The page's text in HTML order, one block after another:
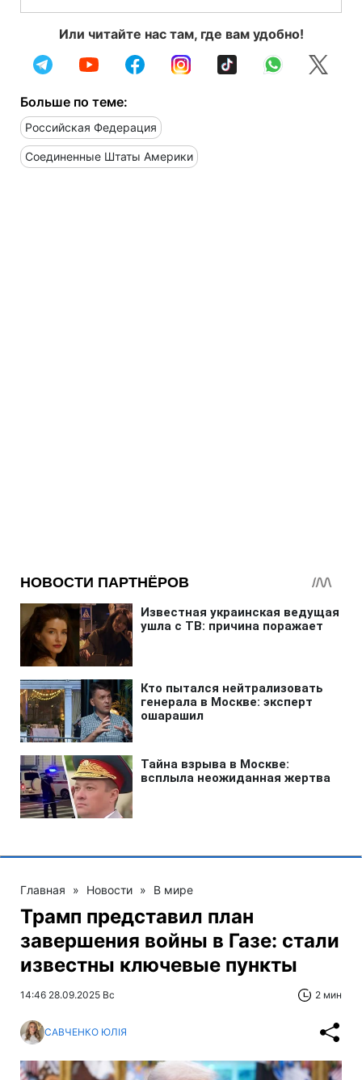
Или читайте нас там, где вам удобно!
Больше по теме:
Российская Федерация
Соединенные Штаты Америки
Главная » Новости » В мире
Трамп представил план
завершения войны в Газе: стали
известны ключевые пункты
14:46 28.09.2025 Вс 2 мин
САВЧЕНКО ЮЛІЯ